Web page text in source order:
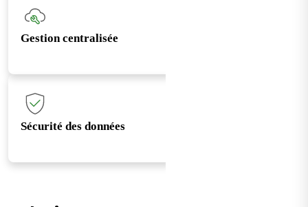
Gestion centralisée
Sécurité des données